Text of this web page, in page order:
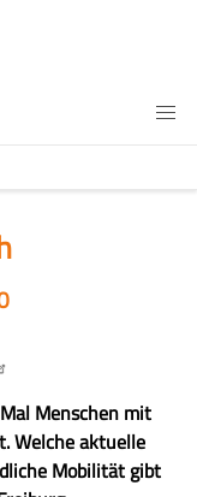
Menschen mit
Welche aktuelle
Mobilität gibt